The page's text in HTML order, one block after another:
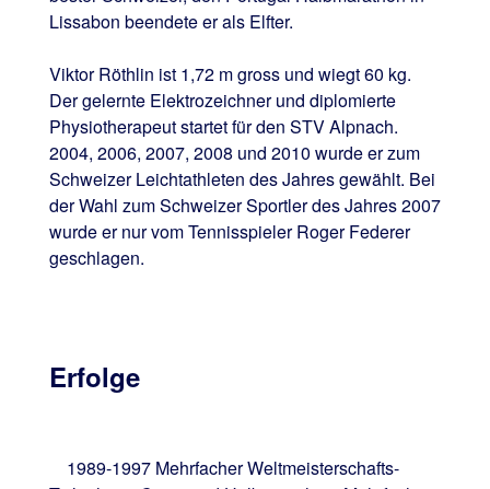
Lissabon beendete er als Elfter.
Viktor Röthlin ist 1,72 m gross und wiegt 60 kg.
Der gelernte Elektrozeichner und diplomierte
Physiotherapeut startet für den STV Alpnach.
2004, 2006, 2007, 2008 und 2010 wurde er zum
Schweizer Leichtathleten des Jahres gewählt. Bei
der Wahl zum Schweizer Sportler des Jahres 2007
wurde er nur vom Tennisspieler Roger Federer
geschlagen.
Erfolge
1989-1997 Mehrfacher Weltmeisterschafts-